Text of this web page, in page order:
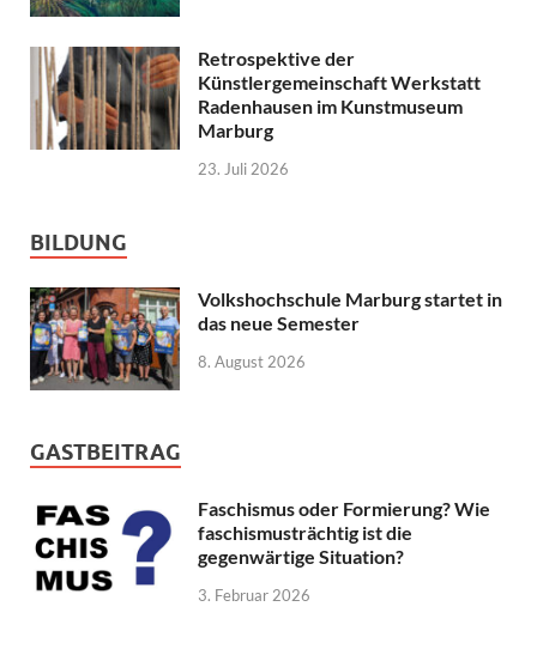
Retrospektive der
Künstlergemeinschaft Werkstatt
Radenhausen im Kunstmuseum
Marburg
23. Juli 2026
BILDUNG
Volkshochschule Marburg startet in
das neue Semester
8. August 2026
GASTBEITRAG
Faschismus oder Formierung? Wie
faschismusträchtig ist die
gegenwärtige Situation?
3. Februar 2026